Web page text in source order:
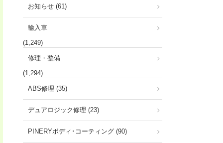
お知らせ (61)
輸入車
(1,249)
修理・整備
(1,294)
ABS修理 (35)
デュアロジック修理 (23)
PINERYボディ･コーティング (90)